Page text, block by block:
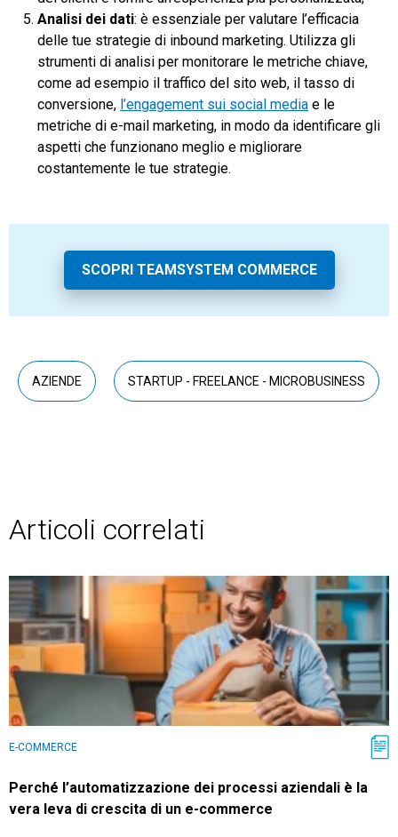
Analisi dei dati: è essenziale per valutare l’efficacia
delle tue strategie di inbound marketing. Utilizza gli
strumenti di analisi per monitorare le metriche chiave,
come ad esempio il traffico del sito web, il tasso di
conversione, l’engagement sui social media e le
metriche di e-mail marketing, in modo da identificare gli
aspetti che funzionano meglio e migliorare
costantemente le tue strategie.
SCOPRI TEAMSYSTEM COMMERCE
AZIENDE STARTUP - FREELANCE - MICROBUSINESS
Articoli correlati
E-COMMERCE
Perché l’automatizzazione dei processi aziendali è la
vera leva di crescita di un e-commerce